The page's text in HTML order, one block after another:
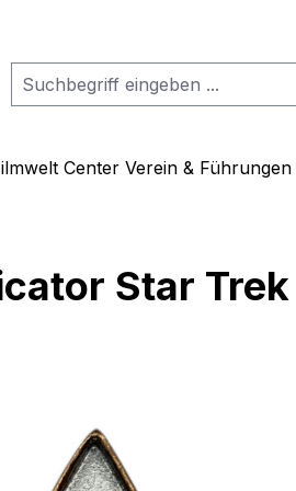
Center Verein & Führungen
Star